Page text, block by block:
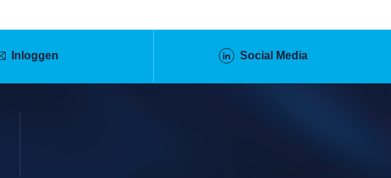
Inloggen Social Media